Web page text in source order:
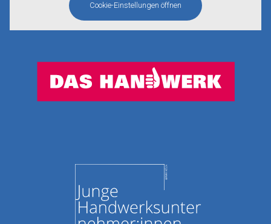
Cookie-Einstellungen öffnen